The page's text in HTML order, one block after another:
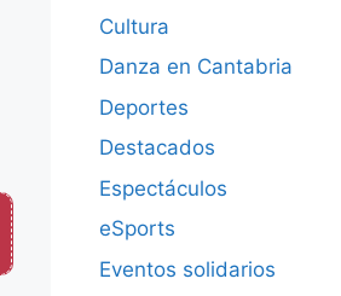
Cultura
Danza en Cantabria
Deportes
Destacados
Espectáculos
eSports
Eventos solidarios